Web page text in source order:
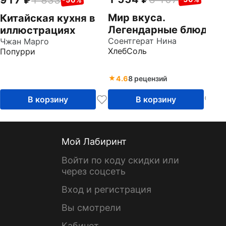
Китайская кухня в
иллюстрациях
Чжан Марго
Попурри
В корзину
Мир вкуса.
Легендарные блюда
со всего света
Соентгерат Нина
ХлебСоль
4.68 рецензий
В корзину
Мой Лабиринт
Войти по коду скидки или
через соцсеть
Вход и регистрация
Вы смотрели